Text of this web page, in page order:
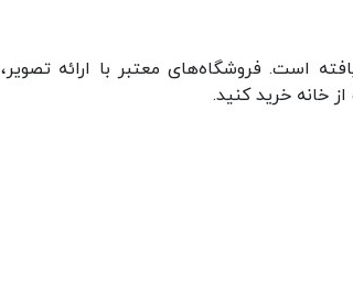
است. فروشگاه‌های معتبر با ارائه تصویر،
خانه خرید کنید.